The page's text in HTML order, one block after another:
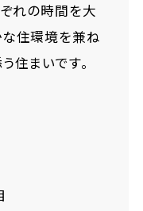
れの時間を大
な住環境を兼ね
住まいです。